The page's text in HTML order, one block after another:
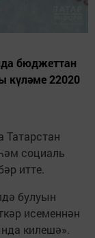
бюджеттан
күләме 22020
Татарстан
социаль
итте.
булуын
исеменнән
килешә».